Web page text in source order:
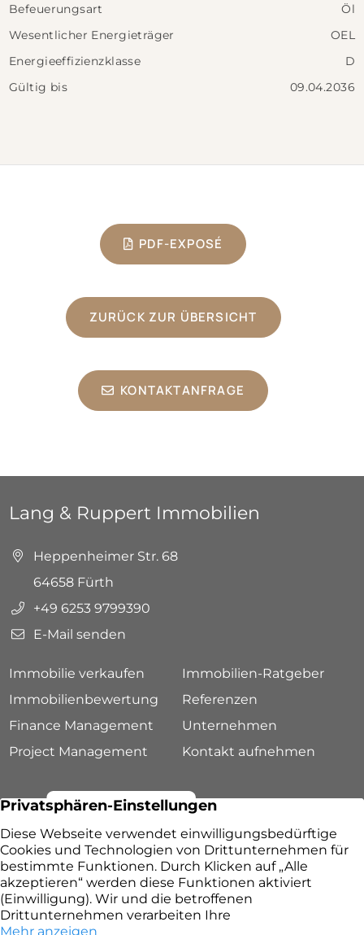
Dank der soliden Bauweise, des gepflegten
Gesamtzustands und der nachhaltigen
Vermietungssituation bietet dieses
Mehrfamilienhaus eine interessante und
Befeuerungsart
Öl
Wesentlicher Energieträger
OEL
Energieeffizienzklasse
D
Gültig bis
09.04.2036
PDF-EXPOSÉ
ZURÜCK ZUR ÜBERSICHT
KONTAKTANFRAGE
Lang & Ruppert Immobilien
Heppenheimer Str. 68
64658 Fürth
+49 6253 9799390
E-Mail senden
Immobilie verkaufen
Immobilien-Ratgeber
Immobilienbewertung
Referenzen
Finance Management
Unternehmen
Project Management
Kontakt aufnehmen